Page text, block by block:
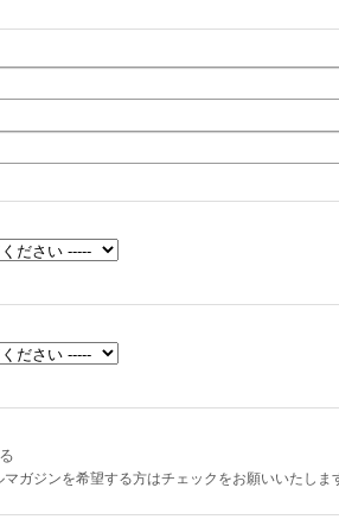
ガジンを希望する方はチェックをお願いいたしま